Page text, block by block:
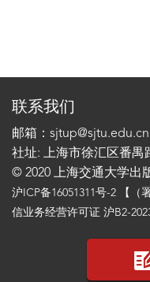
联系我们
邮箱：sjtup@sjtu.edu.cn
社址: 上海市徐汇区番禺
© 2020 上海交通大学出
沪ICP备16051311号-2 【（
信业务经营许可证 沪B2-